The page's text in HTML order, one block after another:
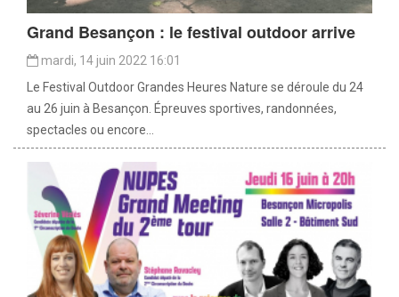
Grand Besançon : le festival outdoor arrive
mardi, 14 juin 2022 16:01
Le Festival Outdoor Grandes Heures Nature se déroule du 24
au 26 juin à Besançon. Épreuves sportives, randonnées,
spectacles ou encore...